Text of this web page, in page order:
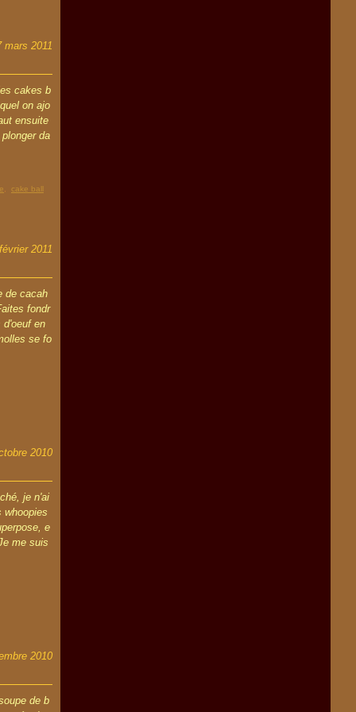
mars 2011
cakes b
on ajo
ensuite
da
cake ball
2011
de cacah
fondr
d'oeuf en
se fo
2010
je n'ai
whoopies
e
me suis
2010
de b